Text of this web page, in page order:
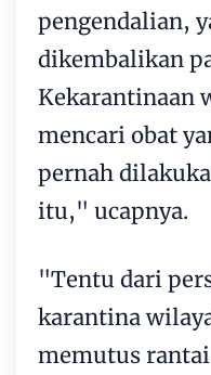
pengendalian,
dikembalikan
Kekarantinaan
mencari obat
pernah
itu," ucapnya.
"Tentu dari
karantina
memutus